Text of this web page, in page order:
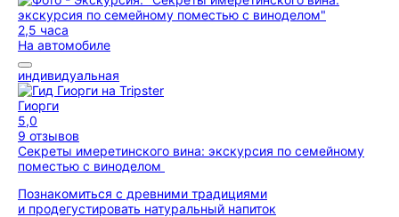
2,5 часа
На автомобиле
индивидуальная
Гиорги
5,0
9 отзывов
Секреты имеретинского вина: экскурсия по семейному
поместью с виноделом
Познакомиться с древними традициями
и продегустировать натуральный напиток